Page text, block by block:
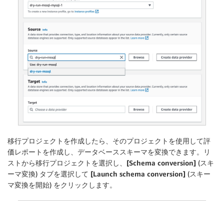
移行プロジェクトを作成したら、そのプロジェクトを使用して評
価レポートを作成し、データベーススキーマを変換できます。リ
ストから移行プロジェクトを選択し、 [Schema conversion] (スキ
ーマ変換) タブを選択して [Launch schema conversion] (スキー
マ変換を開始) をクリックします。